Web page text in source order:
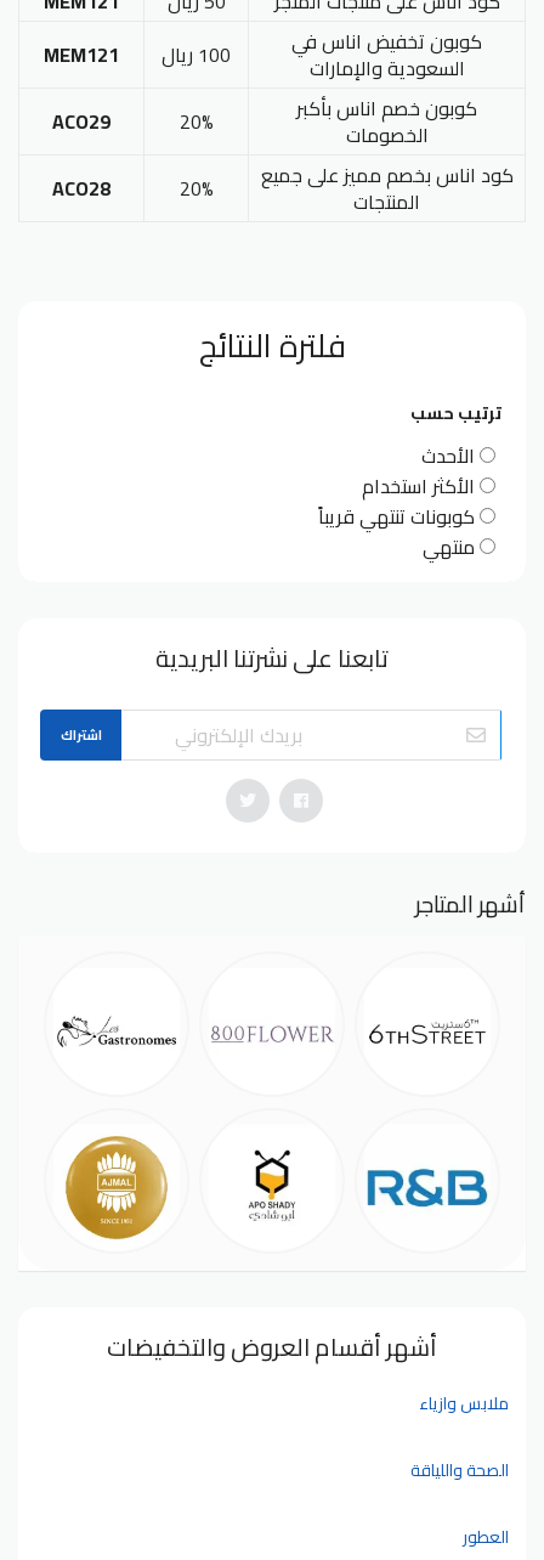
كوبون تخفيض اناس في
السعودية والإمارات 100 ريال
MEM121
كوبون خصم اناس بأكبر
الخصومات 20%
ACO29
كود اناس بخصم مميز على جميع
المنتجات 20%
ACO28
فلترة النتائج
ترتيب حسب
الأحدث
الأكثر استخدام
كوبونات تنتهي قريباً
منتهي
تابعنا على نشرتنا البريدية
اشتراك
أشهر المتاجر
أشهر أقسام العروض والتخفيضات
ملابس وازياء
الصحة واللياقة
العطور